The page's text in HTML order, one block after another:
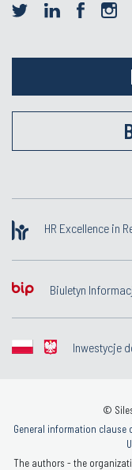
HR Excellence in
Biuletyn
Inwestycje
©
General information
The authors - the